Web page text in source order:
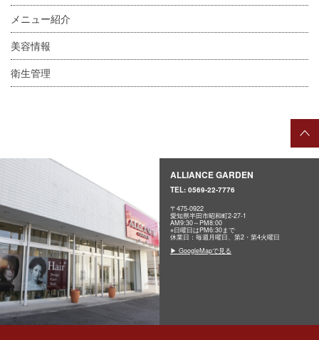
メニュー紹介
美容情報
衛生管理
ALLIANCE GARDEN
TEL: 0569-22-7776
〒475-0922
愛知県半田市昭和町2-27-1
AM9:30～PM8:00
※日曜日はPM6:30まで
休業日：毎週月曜日、第2・第4火曜日
▶ GoogleMapで見る